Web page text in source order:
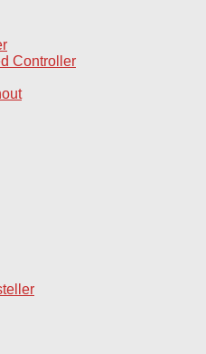
Controller